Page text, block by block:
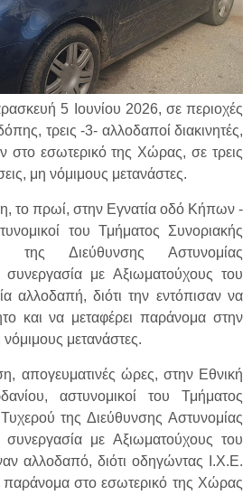
5 Ιουνίου 2026, σε περιοχές
τρεις -3- αλλοδαποί διακινητές,
στο εσωτερικό της Χώρας, σε τρεις
μη νόμιμους μετανάστες.
το πρωί, στην Εγνατία οδό Κήπων -
του Τμήματος Συνοριακής
της Διεύθυνσης Αστυνομίας
με Αξιωματούχους του
αλλοδαπή, διότι την εντόπισαν να
και να μεταφέρει παράνομα στην
μετανάστες.
απογευματινές ώρες, στην Εθνική
αστυνομικοί του Τμήματος
της Διεύθυνσης Αστυνομίας
με Αξιωματούχους του
αλλοδαπό, διότι οδηγώντας Ι.Χ.Ε.
παράνομα στο εσωτερικό της Χώρας